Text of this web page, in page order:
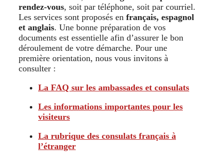
rendez-vous, soit par téléphone, soit par courriel.
Les services sont proposés en français, espagnol
et anglais. Une bonne préparation de vos
documents est essentielle afin d’assurer le bon
déroulement de votre démarche. Pour une
première orientation, nous vous invitons à
consulter :
La FAQ sur les ambassades et consulats
Les informations importantes pour les
visiteurs
La rubrique des consulats français à
l’étranger